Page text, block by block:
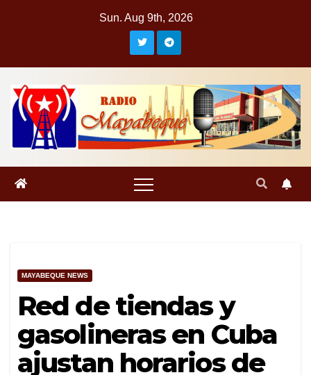
Sun. Aug 9th, 2026
MAYABEQUE NEWS
Red de tiendas y
gasolineras en Cuba
ajustan horarios de